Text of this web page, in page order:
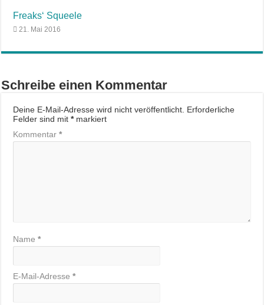
Freaks‘ Squeele
21. Mai 2016
Schreibe einen Kommentar
Deine E-Mail-Adresse wird nicht veröffentlicht. Erforderliche
Felder sind mit*markiert
Kommentar*
Name*
E-Mail-Adresse*